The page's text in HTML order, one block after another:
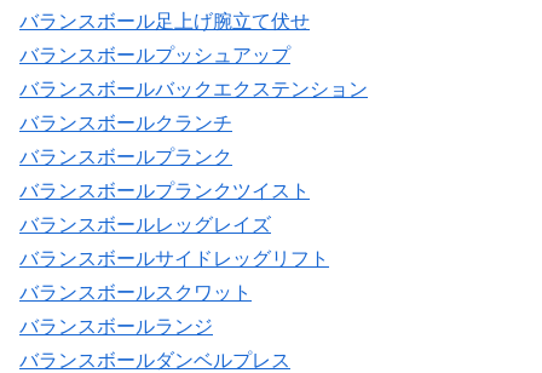
バランスボール足上げ腕立て伏せ
バランスボールプッシュアップ
バランスボールバックエクステンション
バランスボールクランチ
バランスボールプランク
バランスボールプランクツイスト
バランスボールレッグレイズ
バランスボールサイドレッグリフト
バランスボールスクワット
バランスボールランジ
バランスボールダンベルプレス